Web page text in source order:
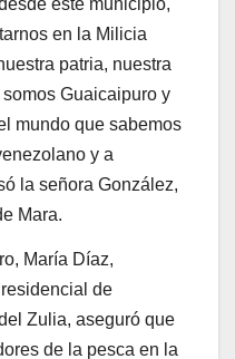
de la pesca en la
al país desde sus
las aguas del Lago
durante nuestra
donde podemos
y amenaza. Estamos
y es que
nunca será
estamos
enfatizó María Díaz.